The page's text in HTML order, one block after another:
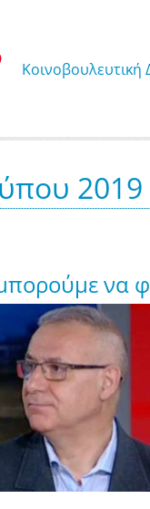
Κοινοβουλευτική
2019
να